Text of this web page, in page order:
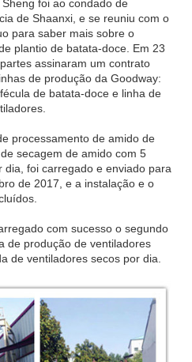
foi ao condado de
de Shaanxi, e se reuniu com o
para saber mais sobre o
plantio de batata-doce. Em 23
assinaram um contrato
de produção da Goodway:
de batata-doce e linha de
processamento de amido de
secagem de amido com 5
foi carregado e enviado para
de 2017, e a instalação e o
com sucesso o segundo
de produção de ventiladores
de ventiladores secos por dia.